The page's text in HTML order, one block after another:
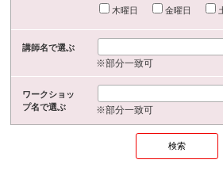
木曜日
金曜日
講師名で選ぶ
※部分一致可
ワークショッ
プ名で選ぶ
※部分一致可